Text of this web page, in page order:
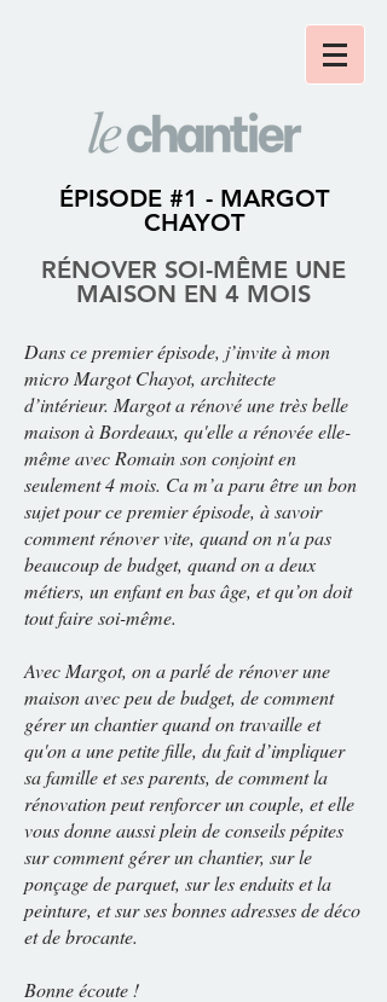
ÉPISODE #1 - MARGOT
CHAYOT
RÉNOVER SOI-MÊME UNE
MAISON EN 4 MOIS
Dans ce premier épisode, j’invite à mon
micro Margot Chayot, architecte
d’intérieur. Margot a rénové une très belle
maison à Bordeaux, qu'elle a rénovée elle-
même avec Romain son conjoint en
seulement 4 mois. Ca m’a paru être un bon
sujet pour ce premier épisode, à savoir
comment rénover vite, quand on n'a pas
beaucoup de budget, quand on a deux
métiers, un enfant en bas âge, et qu’on doit
tout faire soi-même.
Avec Margot, on a parlé de rénover une
maison avec peu de budget, de comment
gérer un chantier quand on travaille et
qu'on a une petite fille, du fait d’impliquer
sa famille et ses parents, de comment la
rénovation peut renforcer un couple, et elle
vous donne aussi plein de conseils pépites
sur comment gérer un chantier, sur le
ponçage de parquet, sur les enduits et la
peinture, et sur ses bonnes adresses de déco
et de brocante.
Bonne écoute !